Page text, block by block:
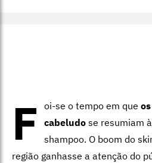
F oi-se o tempo em que
cabeludo se resumiam
shampoo. O boom do
região ganhasse a atenção do